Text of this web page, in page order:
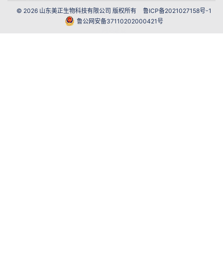
© 2026 山东美正生物科技有限公司 版权所有
鲁ICP备2021027158号-1
鲁公网安备37110202000421号